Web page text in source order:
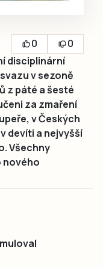
0
0
disciplinární
v sezoně
z páté a šesté
za zmaření
v Českých
devíti a nejvyšší
Všechny
nového